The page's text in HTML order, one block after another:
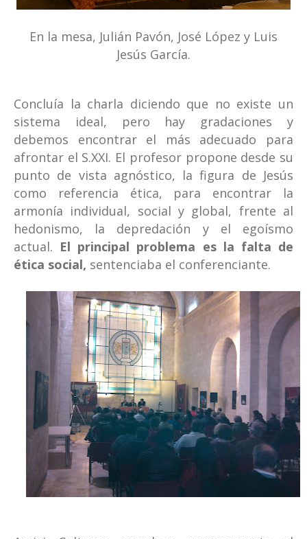
En la mesa, Julián Pavón, José López y Luis
Jesús García.
Concluía la charla diciendo que no existe un
sistema ideal, pero hay gradaciones y
debemos encontrar el más adecuado para
afrontar el S.XXI. El profesor propone desde su
punto de vista agnóstico, la figura de Jesús
como referencia ética, para encontrar la
armonía individual, social y global, frente al
hedonismo, la depredación y el egoísmo
actual. El principal problema es la falta de
ética social, sentenciaba el conferenciante.